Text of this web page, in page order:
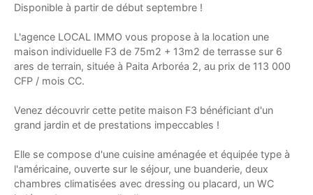
Disponible à partir de début septembre !
L'agence LOCAL IMMO vous propose à la location une
maison individuelle F3 de 75m2 + 13m2 de terrasse sur 6
ares de terrain, située à Paita Arboréa 2, au prix de 113 000
CFP / mois CC.
Venez découvrir cette petite maison F3 bénéficiant d'un
grand jardin et de prestations impeccables !
Elle se compose d'une cuisine aménagée et équipée type à
l'américaine, ouverte sur le séjour, une buanderie, deux
chambres climatisées avec dressing ou placard, un WC